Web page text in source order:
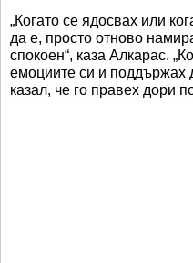
„Когато се ядосвах или
да е, просто отново
спокоен“, каза Алкарас.
емоциите си и поддържах
казал, че го правех дори